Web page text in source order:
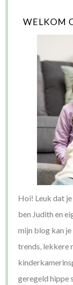
WELKOM
Hoi! Leuk dat
ben Judith en
mijn blog kan
trends, lekkere
geregeld hippe